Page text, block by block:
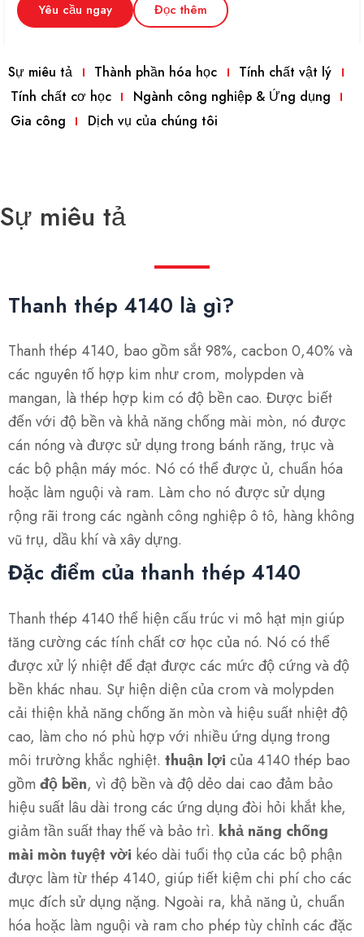
Yêu cầu ngay Đọc thêm
Sự miêu tả Thành phần hóa học
Tính chất vật lý
Tính chất cơ học
Ngành công nghiệp & Ứng dụng
Gia công
Dịch vụ của chúng tôi
Sự miêu tả
Thanh thép 4140 là gì?
Thanh thép 4140, bao gồm sắt 98%, cacbon 0,40% và
các nguyên tố hợp kim như crom, molypden và
mangan, là thép hợp kim có độ bền cao. Được biết
đến với độ bền và khả năng chống mài mòn, nó được
cán nóng và được sử dụng trong bánh răng, trục và
các bộ phận máy móc. Nó có thể được ủ, chuẩn hóa
hoặc làm nguội và ram. Làm cho nó được sử dụng
rộng rãi trong các ngành công nghiệp ô tô, hàng không
vũ trụ, dầu khí và xây dựng.
Đặc điểm của thanh thép 4140
Thanh thép 4140 thể hiện cấu trúc vi mô hạt mịn giúp
tăng cường các tính chất cơ học của nó. Nó có thể
được xử lý nhiệt để đạt được các mức độ cứng và độ
bền khác nhau. Sự hiện diện của crom và molypden
cải thiện khả năng chống ăn mòn và hiệu suất nhiệt độ
cao, làm cho nó phù hợp với nhiều ứng dụng trong
môi trường khắc nghiệt. thuận lợi của 4140 thép bao
gồm độ bền, vì độ bền và độ dẻo dai cao đảm bảo
hiệu suất lâu dài trong các ứng dụng đòi hỏi khắt khe,
giảm tần suất thay thế và bảo trì. khả năng chống
mài mòn tuyệt vời kéo dài tuổi thọ của các bộ phận
được làm từ thép 4140, giúp tiết kiệm chi phí cho các
mục đích sử dụng nặng. Ngoài ra, khả năng ủ, chuẩn
hóa hoặc làm nguội và ram cho phép tùy chỉnh các đặc